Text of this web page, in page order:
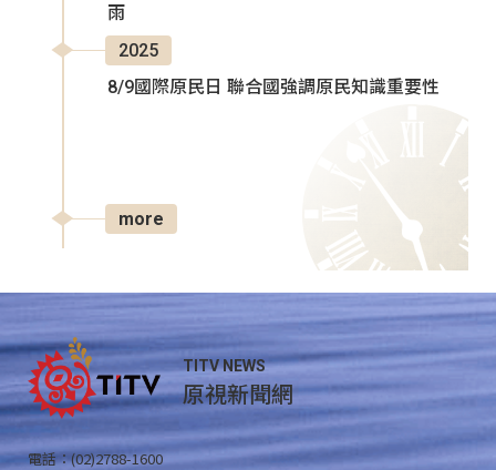
雨
2025
8/9國際原民日 聯合國強調原民知識重要性
more
TITV NEWS
原視新聞網
電話：(02)2788-1600